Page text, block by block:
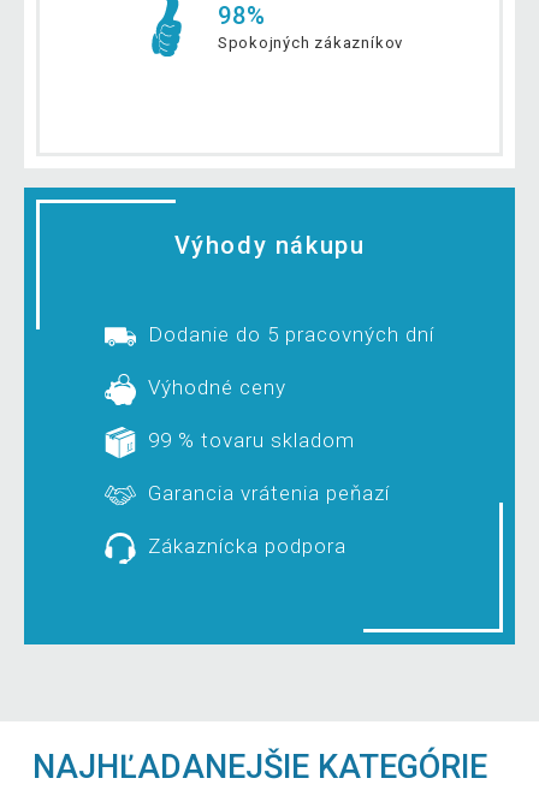
98%
Spokojných zákazníkov
Výhody nákupu
Dodanie do 5 pracovných dní
Výhodné ceny
99 % tovaru skladom
Garancia vrátenia peňazí
Zákaznícka podpora
NAJHĽADANEJŠIE KATEGÓRIE